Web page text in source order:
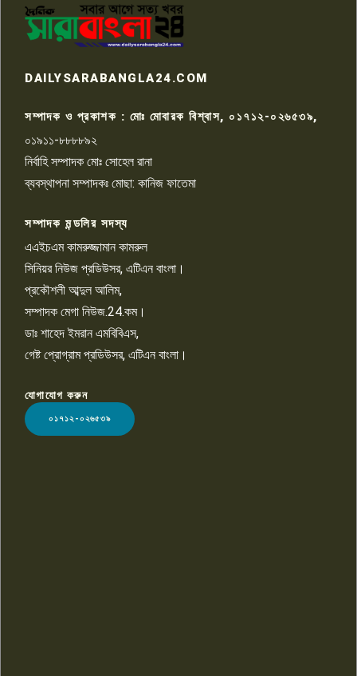
৭
কেটে ঘরে ঢুকে স্কুল শিক্ষিকাকে হত্যা
টয়লেটের ট্যাংকি থেকে লাশ উদ্ধার
রাজশাহীতে সন্ত্রাসী হামলায় গুরুতর
৯
চাঁদাবাজি ও হয়রানির অভিযোগ
১০
LOGO
DAILYSARABANGLA24.COM
সম্পাদক ও প্রকাশক : মোঃ মোবারক বিশ্বাস, ০১৭১২-০২৬৫৩৯,
০১৯১১-৮৮৮৮৯২
নির্বাহি সম্পাদক মোঃ সোহেল রানা
ব্যবস্থাপনা সম্পাদকঃ মোছা: কানিজ ফাতেমা
সম্পাদক মন্ডলির সদস্য
এএইচএম কামরুজ্জামান কামরুল
সিনিয়র নিউজ প্রডিউসর, এটিএন বাংলা।
প্রকৌশলী আব্দুল আলিম,
সম্পাদক মেগা নিউজ.24.কম।
ডাঃ শাহেদ ইমরান এমবিবিএস,
গেষ্ট প্রোগ্রাম প্রডিউসর, এটিএন বাংলা।
যোগাযোগ করুন
০১৭১২-০২৬৫৩৯